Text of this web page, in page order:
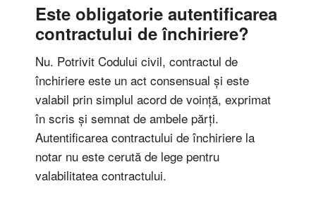
Este obligatorie autentificarea
contractului de închiriere?
Nu. Potrivit Codului civil, contractul de
închiriere este un act consensual și este
valabil prin simplul acord de voință, exprimat
în scris și semnat de ambele părți.
Autentificarea contractului de închiriere la
notar nu este cerută de lege pentru
valabilitatea contractului.